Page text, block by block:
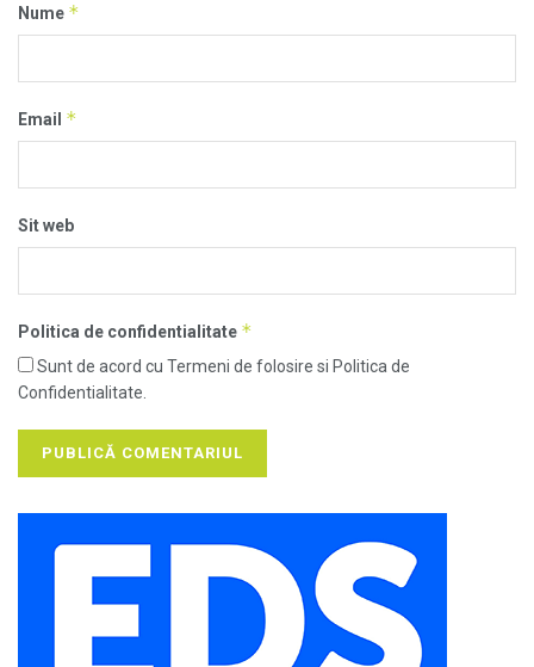
Nume *
Email *
Sit web
Politica de confidentialitate *
Sunt de acord cu Termeni de folosire si Politica de
Confidentialitate.